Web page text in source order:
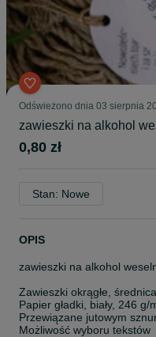
Odświeżono dnia 03 sierpnia
zawieszki na alkohol
0,80 zł
Stan: Nowe
OPIS
zawieszki na alkohol
Zawieszki okrągłe,
Papier gładki, biały, 246 g/
Przewiązane jutowym
Możliwość wyboru tekstów